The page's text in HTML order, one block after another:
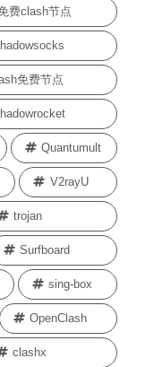
费clash节点
免费节点
Quantumult
V2rayU
trojan
Surfboard
sing-box
OpenClash
clashx